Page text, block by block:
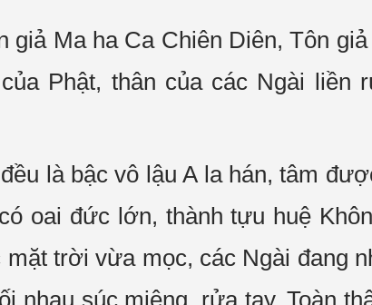
giả Ma ha Ca Chiên Diên, Tôn
Phật, thân của các Ngài liền
là bậc vô lậu A la hán, tâm
oai đức lớn, thành tựu huệ
trời vừa mọc, các Ngài đang
nhau súc miệng, rửa tay. Toàn